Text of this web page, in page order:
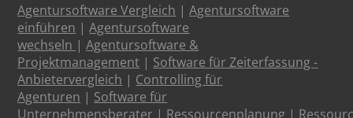
Agentursoftware Vergleich |Agentursoftware
einführen |Agentursoftware
wechseln |Agentursoftware &
Projektmanagement | Software für Zeiterfassung -
Anbietervergleich | Controlling für
Agenturen | Software für
Unternehmensberater | Ressourcenplanung |